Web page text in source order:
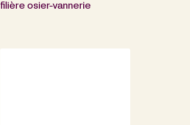
filière osier-vannerie